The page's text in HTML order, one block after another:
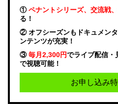
①ペナントシリーズ、交流戦
る！
② オフシーズンもドキュメン
ンテンツが充実！
③毎月2,300円でライブ配信・
で視聴可能！
お申し込み